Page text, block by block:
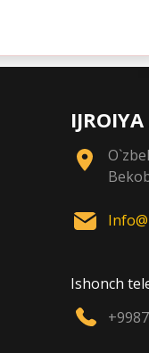
Ishonch